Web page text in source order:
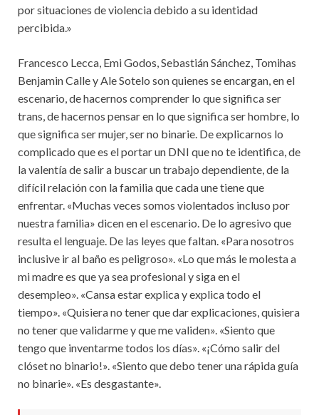
por situaciones de violencia debido a su identidad
percibida.»
Francesco Lecca, Emi Godos, Sebastián Sánchez, Tomihas
Benjamin Calle y Ale Sotelo son quienes se encargan, en el
escenario, de hacernos comprender lo que significa ser
trans, de hacernos pensar en lo que significa ser hombre, lo
que significa ser mujer, ser no binarie. De explicarnos lo
complicado que es el portar un DNI que no te identifica, de
la valentía de salir a buscar un trabajo dependiente, de la
difícil relación con la familia que cada une tiene que
enfrentar. «Muchas veces somos violentados incluso por
nuestra familia» dicen en el escenario. De lo agresivo que
resulta el lenguaje. De las leyes que faltan. «Para nosotros
inclusive ir al baño es peligroso». «Lo que más le molesta a
mi madre es que ya sea profesional y siga en el
desempleo». «Cansa estar explica y explica todo el
tiempo». «Quisiera no tener que dar explicaciones, quisiera
no tener que validarme y que me validen». «Siento que
tengo que inventarme todos los días». «¡Cómo salir del
clóset no binario!». «Siento que debo tener una rápida guía
no binarie». «Es desgastante».